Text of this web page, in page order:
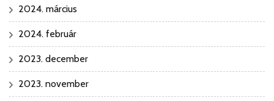
2024. március
2024. február
2023. december
2023. november